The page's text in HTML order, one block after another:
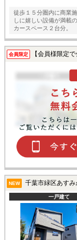
徒歩１５分圏内に商業
しに嬉しい設備が満載
カースペース２台分。
会員限定 【会員様限定で
NEW 千葉市緑区あす
一戸建て